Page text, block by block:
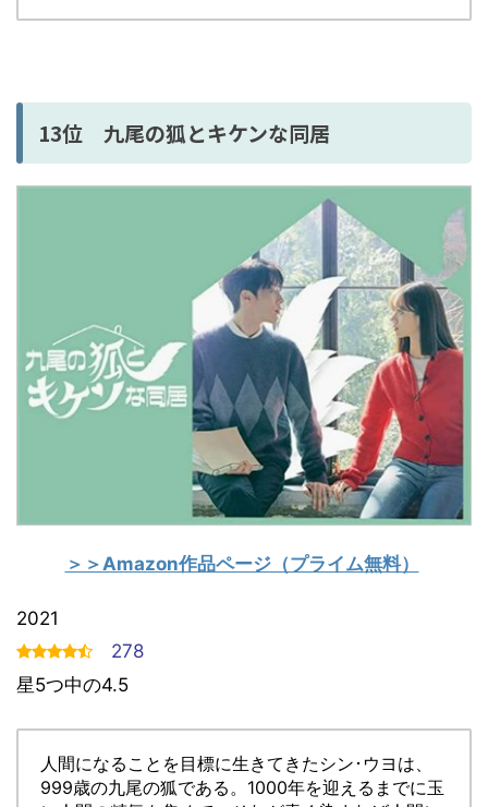
13位 九尾の狐とキケンな同居
＞＞Amazon作品ページ（プライム無料）
2021
278
星5つ中の4.5
人間になることを目標に生きてきたシン･ウヨは、
999歳の九尾の狐である。1000年を迎えるまでに玉